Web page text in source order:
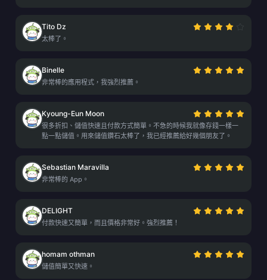
Tito Dz
太棒了。
Binelle
非常棒的應用程式，我強烈推薦。
Kyoung-Eun Moon
很多折扣、儲值快速且付款方式簡單。不急的時候我就像存錢一樣一
點一點儲值。用來儲值鑽石太棒了，我已經推薦給好幾個朋友了。
Sebastian Maravilla
非常棒的 App。
DELIGHT
付款快速又簡單，而且價格非常好。強烈推薦！
homam othman
儲值簡單又快速。